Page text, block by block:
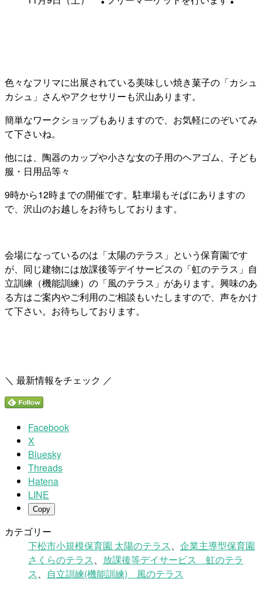
色々なフリマに出展されている美味しい焼き菓子の「カシュ
カシュ」さんやアクセサリーも沢山あります。
簡単なワークショップもありますので、お気軽にのぞいてみ
て下さいね。
他には、陶器のカップや小さな女の子用のヘアゴム、子ども
服・日用品等々
9時から12時までの開催です。駐車場もそばにありますの
で、沢山のお越しをお待ちしております。
会場になっているのは「太陽のテラス」という保育園です
が、同じ建物には放課後等デイサービスの「虹のテラス」自
立訓練（機能訓練）の「風のテラス」があります。興味のあ
る方はご案内やご利用のご相談もいたしますので、声をかけ
て下さい。お待ちしております。
＼ 最新情報をチェック ／
Facebook
X
Bluesky
Threads
Hatena
LINE
Copy
カテゴリー
下松市小規模保育園 太陽のテラス、 企業主導型保育園
さくらのテラス、 放課後等デイサービス 虹のテラ
ス、 自立訓練(機能訓練) 風のテラス